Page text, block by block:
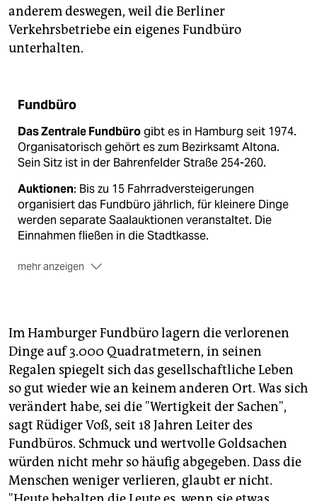
anderem deswegen, weil die Berliner
Verkehrsbetriebe ein eigenes Fundbüro
unterhalten.
Fundbüro
Das Zentrale Fundbürogibt es in Hamburg seit 1974.
Organisatorisch gehört es zum Bezirksamt Altona.
Sein Sitz ist in der Bahrenfelder Straße 254-260.
Auktionen: Bis zu 15 Fahrradversteigerungen
organisiert das Fundbüro jährlich, für kleinere Dinge
werden separate Saalauktionen veranstaltet. Die
Einnahmen fließen in die Stadtkasse.
mehr anzeigen
Empfangsberechtigten unverzüglich Anzeige zu
machen."
(2) "Kennt der Finder die Empfangsberechtigten nicht
oder ist ihm ihr Aufenthalt unbekannt, so hat er den
Fund unverzüglich der zuständigen Behörde
anzuzeigen. Ist die Sache nicht mehr als zehn Euro
wert, so bedarf es der Anzeige nicht." (§ 965 BGB)
Im Hamburger Fundbüro lagern die verlorenen
Dinge auf 3.000 Quadratmetern, in seinen
Regalen spiegelt sich das gesellschaftliche Leben
so gut wieder wie an keinem anderen Ort. Was sich
verändert habe, sei die "Wertigkeit der Sachen",
sagt Rüdiger Voß, seit 18 Jahren Leiter des
Fundbüros. Schmuck und wertvolle Goldsachen
würden nicht mehr so häufig abgegeben. Dass die
Menschen weniger verlieren, glaubt er nicht.